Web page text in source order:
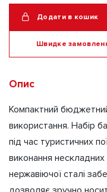
9
в
A6000
Додати в кошик
Швидке
Опис
Компактний
використання. Набір
під час туристичних
виконання нескладних
нержавіючої сталі